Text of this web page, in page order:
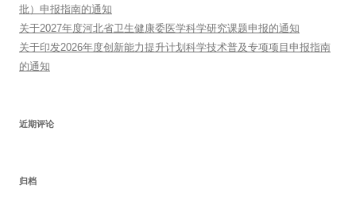
批）申报指南的通知
关于2027年度河北省卫生健康委医学科学研究课题申报的通知
关于印发2026年度创新能力提升计划科学技术普及专项项目申报指南
的通知
近期评论
归档